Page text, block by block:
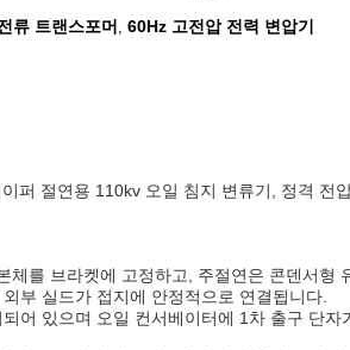
류 트랜스포머 , 60Hz 고전압 전력 변압기
절연용 110kv 오일 침지 변류기, 정격 전
를 브라켓에 고정하고, 주절연은 콘덴서형
부 실드가 접지에 안정적으로 연결됩니다.
어 있으며 오일 컨서베이터에 1차 출구 단